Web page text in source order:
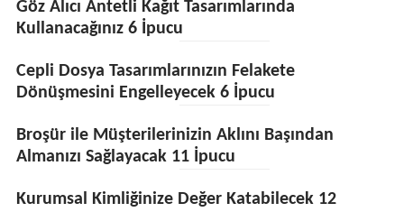
Göz Alıcı Antetli Kağıt Tasarımlarında
Kullanacağınız 6 İpucu
Cepli Dosya Tasarımlarınızın Felakete
Dönüşmesini Engelleyecek 6 İpucu
Broşür ile Müşterilerinizin Aklını Başından
Almanızı Sağlayacak 11 İpucu
Kurumsal Kimliğinize Değer Katabilecek 12